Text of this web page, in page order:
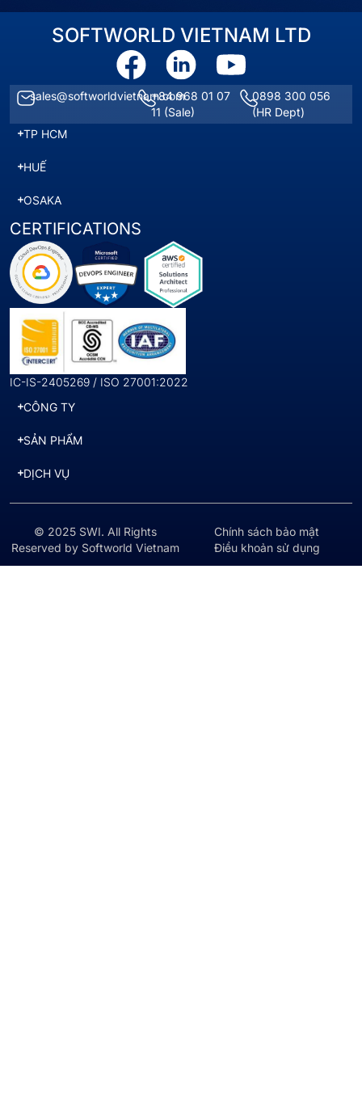
SOFTWORLD VIETNAM LTD
sales@softworldvietnam.com+84 968 01 07
11 (Sale)
0898 300 056
(HR Dept)
TP HCM
HUẾ
OSAKA
CERTIFICATIONS
IC-IS-2405269 / ISO 27001:2022
CÔNG TY
SẢN PHẨM
DỊCH VỤ
© 2025 SWI. All Rights
Reserved by Softworld Vietnam
Chính sách bảo mật
Điều khoản sử dụng